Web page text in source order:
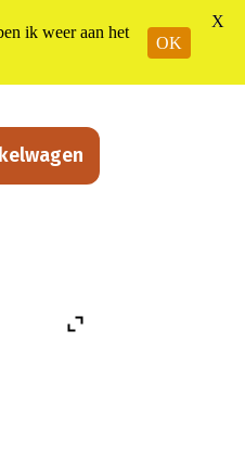
ik weer aan het
OK
X